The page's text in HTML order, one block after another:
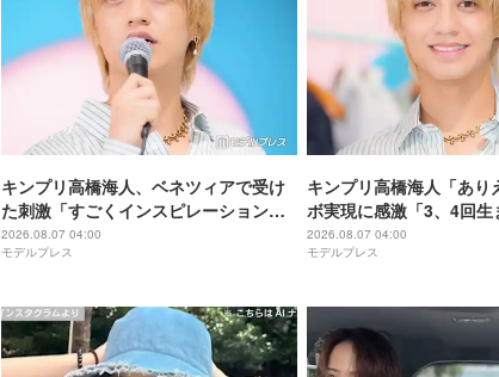
キンプリ高橋海人、ベネツィアで受け
た刺激「すごくインスピレーション溢
れる街」
2026.08.07 04:00
モデルプレス
キンプリ高橋海人「あり
ボ実現に感激「3、4回生
もできない」
2026.08.07 04:00
モデルプレス